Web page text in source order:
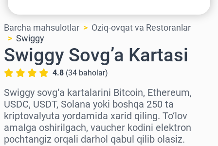
Barcha mahsulotlar
Oziq-ovqat va Restoranlar
Swiggy
Swiggy Sovg’a Kartasi
4.8 (34 baholar)
Swiggy sovg‘a kartalarini Bitcoin, Ethereum,
USDC, USDT, Solana yoki boshqa 250 ta
kriptovalyuta yordamida xarid qiling. To‘lov
amalga oshirilgach, vaucher kodini elektron
pochtangiz orqali darhol qabul qilib olasiz.